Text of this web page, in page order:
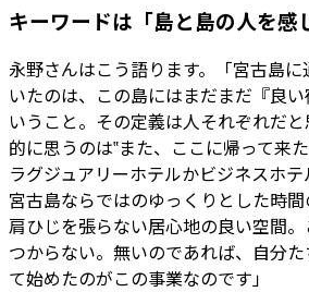
キーワードは「島と島の人を感
永野さんはこう語ります。「宮古島
いたのは、この島にはまだまだ『良
いうこと。その定義は人それぞれだ
的に思うのは‟また、ここに帰って来
ラグジュアリーホテルかビジネスホテ
宮古島ならではのゆっくりとした時間
肩ひじを張らない居心地の良い空間
つからない。無いのであれば、自分
て始めたのがこの事業なのです」